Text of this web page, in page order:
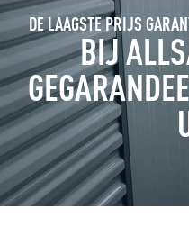
DE LAAGSTE PRIJS
BIJ